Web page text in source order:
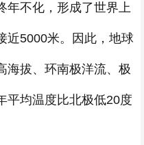
年不化，形成了世界上
近5000米。因此，地球
海拔、环南极洋流、极
平均温度比北极低20度